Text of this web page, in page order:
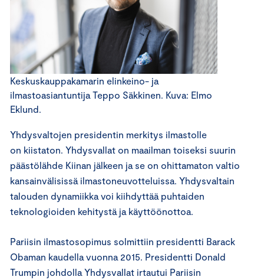
Keskuskauppakamarin elinkeino- ja
ilmastoasiantuntija Teppo Säkkinen. Kuva: Elmo
Eklund.
Yhdysvaltojen presidentin merkitys ilmastolle
on kiistaton. Yhdysvallat on maailman toiseksi suurin
päästölähde Kiinan jälkeen ja se on ohittamaton valtio
kansainvälisissä ilmastoneuvotteluissa. Yhdysvaltain
talouden dynamiikka voi kiihdyttää puhtaiden
teknologioiden kehitystä ja käyttöönottoa.
Pariisin ilmastosopimus solmittiin presidentti Barack
Obaman kaudella vuonna 2015. Presidentti Donald
Trumpin johdolla Yhdysvallat irtautui Pariisin